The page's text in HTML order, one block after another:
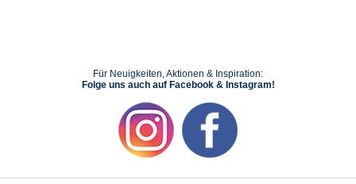
Für Neuigkeiten, Aktionen & Inspiration:
Folge uns auch auf Facebook & Instagram!